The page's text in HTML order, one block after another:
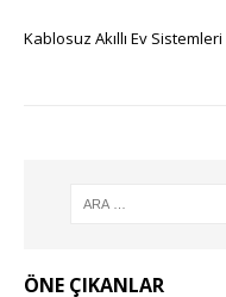
Kablosuz Akıllı Ev Sistemleri
ÖNE ÇIKANLAR